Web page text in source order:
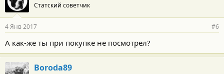
Статский советчик
4 Янв 2017 #6
А как-же ты при покупке не посмотрел?
Boroda89